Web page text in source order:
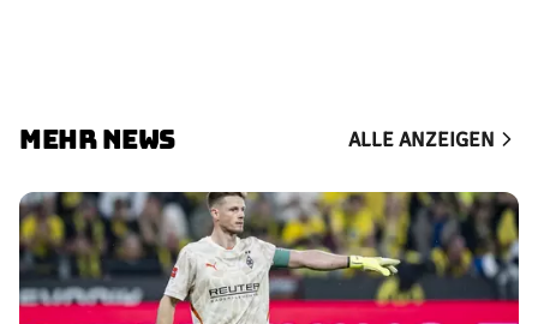
MEHR NEWS ALLE ANZEIGEN